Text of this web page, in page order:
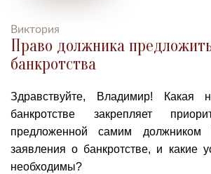
Виктория
Право должника
банкротства
Здравствуйте, Владимир!
Какая
банкротстве закрепляет
предложенной самим
заявления о банкротстве, и какие
необходимы?